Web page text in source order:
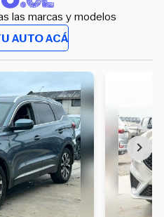
las marcas y modelos
AUTO ACÁ